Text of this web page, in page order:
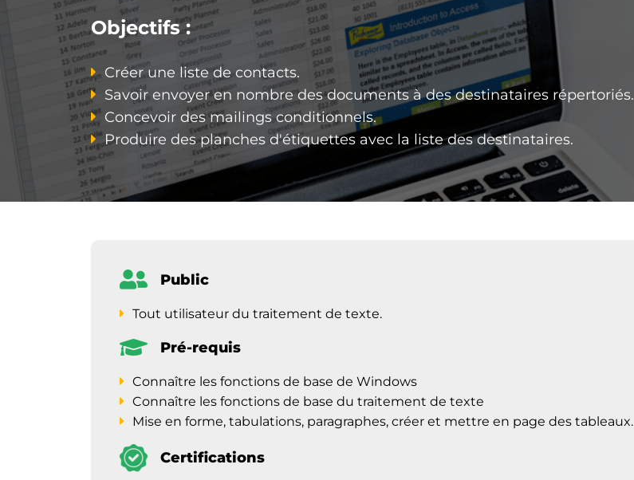
Objectifs :
Créer une liste de contacts.
Savoir envoyer en nombre des documents à des destinataires répertoriés.
Concevoir des mailings conditionnels.
Produire des planches d'étiquettes avec la liste des destinataires.
Public
Tout utilisateur du traitement de texte.
Pré-requis
Connaître les fonctions de base de Windows
Connaître les fonctions de base du traitement de texte
Mise en forme, tabulations, paragraphes, créer et mettre en page des tableaux.
Certifications